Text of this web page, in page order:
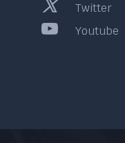
Twitter
Youtube